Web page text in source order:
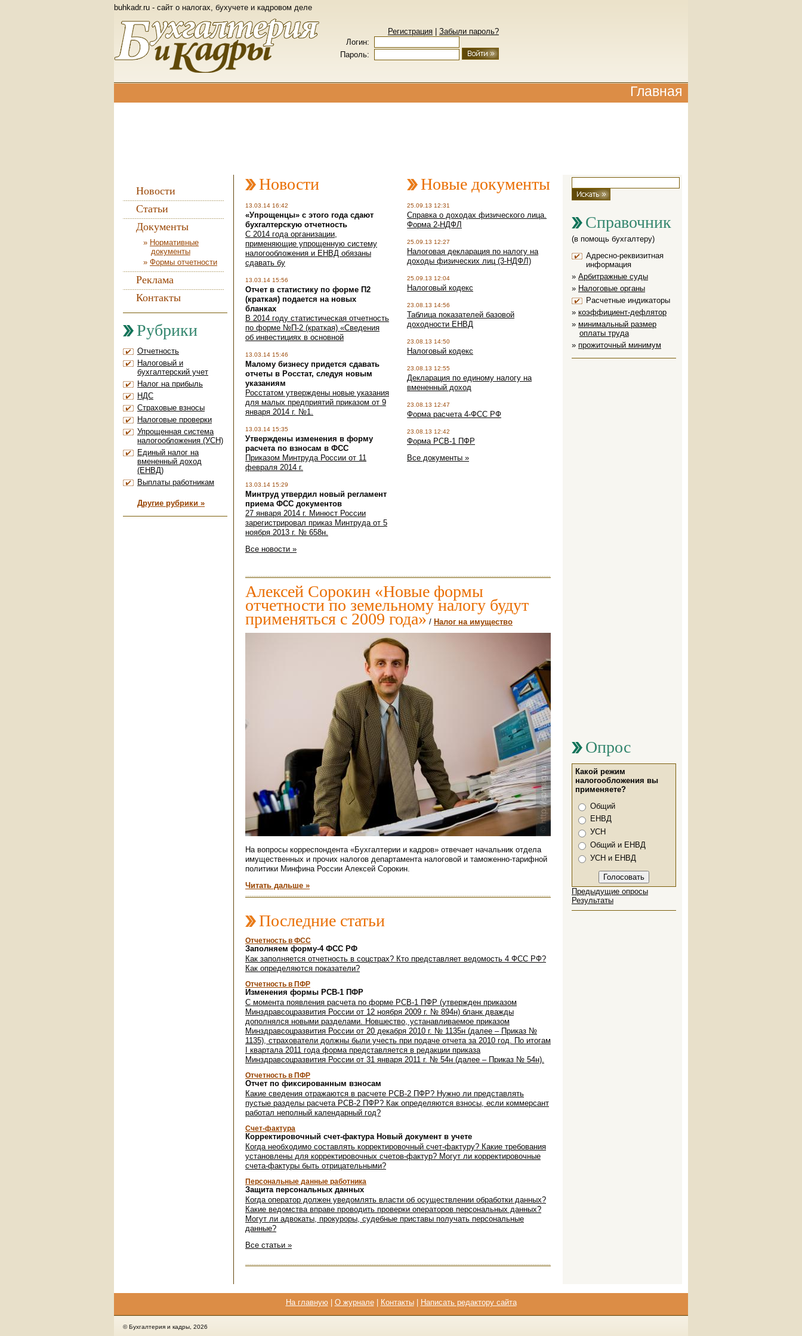
buhkadr.ru - сайт о налогах, бухучете и кадровом деле
Регистрация
Забыли пароль?
Логин:
Пароль:
Главная
Новости
Статьи
Документы
Нормативные
документы
Формы отчетности
Реклама
Контакты
Рубрики
Отчетность
Налоговый и
бухгалтерский учет
Налог на прибыль
НДС
Страховые взносы
Налоговые проверки
Упрощенная система
налогообложения (УСН)
Единый налог на
вмененный доход
(ЕНВД)
Выплаты работникам
Другие рубрики »
Новости
13.03.14 16:42
«Упрощенцы» с этого года сдают
бухгалтерскую отчетность
С 2014 года организации,
применяющие упрощенную систему
налогообложения и ЕНВД обязаны
сдавать бу
13.03.14 15:56
Отчет в статистику по форме П2
(краткая) подается на новых
бланках
В 2014 году статистическая отчетность
по форме №П-2 (краткая) «Сведения
об инвестициях в основной
13.03.14 15:46
Малому бизнесу придется сдавать
отчеты в Росстат, следуя новым
указаниям
Росстатом утверждены новые указания
для малых предприятий приказом от 9
января 2014 г. №1.
13.03.14 15:35
Утверждены изменения в форму
расчета по взносам в ФСС
Приказом Минтруда России от 11
февраля 2014 г.
13.03.14 15:29
Минтруд утвердил новый регламент
приема ФСС документов
27 января 2014 г. Минюст России
зарегистрировал приказ Минтруда от 5
ноября 2013 г. № 658н.
Все новости »
Новые документы
25.09.13 12:31
Справка о доходах физического лица.
Форма 2-НДФЛ
25.09.13 12:27
Налоговая декларация по налогу на
доходы физических лиц (3-НДФЛ)
25.09.13 12:04
Налоговый кодекс
23.08.13 14:56
Таблица показателей базовой
доходности ЕНВД
23.08.13 14:50
Налоговый кодекс
23.08.13 12:55
Декларация по единому налогу на
вмененный доход
23.08.13 12:47
Форма расчета 4-ФСС РФ
23.08.13 12:42
Форма РСВ-1 ПФР
Все документы »
Алексей Сорокин «Новые формы
отчетности по земельному налогу будут
применяться с 2009 года» / Налог на имущество
На вопросы корреспондента «Бухгалтерии и кадров» отвечает начальник отдела
имущественных и прочих налогов департамента налоговой и таможенно-тарифной
политики Минфина России Алексей Сорокин.
Читать дальше »
Последние статьи
Отчетность в ФСС
Заполняем форму-4 ФСС РФ
Как заполняется отчетность в соцстрах? Кто представляет ведомость 4 ФСС РФ?
Как определяются показатели?
Отчетность в ПФР
Изменения формы РСВ-1 ПФР
С момента появления расчета по форме РСВ-1 ПФР (утвержден приказом
Минздравсоцразвития России от 12 ноября 2009 г. № 894н) бланк дважды
дополнялся новыми разделами. Новшество, устанавливаемое приказом
Минздравсоцразвития России от 20 декабря 2010 г. № 1135н (далее – Приказ №
1135), страхователи должны были учесть при подаче отчета за 2010 год. По итогам
I квартала 2011 года форма представляется в редакции приказа
Минздравсоцразвития России от 31 января 2011 г. № 54н (далее – Приказ № 54н).
Отчетность в ПФР
Отчет по фиксированным взносам
Какие сведения отражаются в расчете РСВ-2 ПФР? Нужно ли представлять
пустые разделы расчета РСВ-2 ПФР? Как определяются взносы, если коммерсант
работал неполный календарный год?
Счет-фактура
Корректировочный счет-фактура Новый документ в учете
Когда необходимо составлять корректировочный счет-фактуру? Какие требования
установлены для корректировочных счетов-фактур? Могут ли корректировочные
счета-фактуры быть отрицательными?
Персональные данные работника
Защита персональных данных
Когда оператор должен уведомлять власти об осуществлении обработки данных?
Какие ведомства вправе проводить проверки операторов персональных данных?
Могут ли адвокаты, прокуроры, судебные приставы получать персональные
данные?
Все статьи »
Форма поиска
Справочник
(в помощь бухгалтеру)
Адресно-реквизитная
информация
Арбитражные суды
Налоговые органы
Расчетные индикаторы
коэффициент-дефлятор
минимальный размер
оплаты труда
прожиточный минимум
Опрос
Какой режим
налогообложения вы
применяете?
Варианты
Общий
ЕНВД
УСН
Общий и ЕНВД
УСН и ЕНВД
Предыдущие опросы
Результаты
На главную| О журнале| Контакты| Написать редактору сайта
© Бухгалтерия и кадры, 2026